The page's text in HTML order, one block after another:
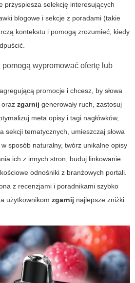
przyspiesza selekcję interesujących
blogowe i sekcje z poradami (takie
kontekstu i pomogą zrozumieć, kiedy
wypromować ofertę lub
promocje i chcesz, by słowa
oraz zgarnij generowały ruch, zastosuj
meta opisy i tagi nagłówków,
sekcji tematycznych, umieszczaj słowa
sposób naturalny, twórz unikalne opisy
ich z innych stron, buduj linkowanie
odnośniki z branżowych portali.
z recenzjami i poradnikami szybko
użytkownikom zgarnij najlepsze zniżki